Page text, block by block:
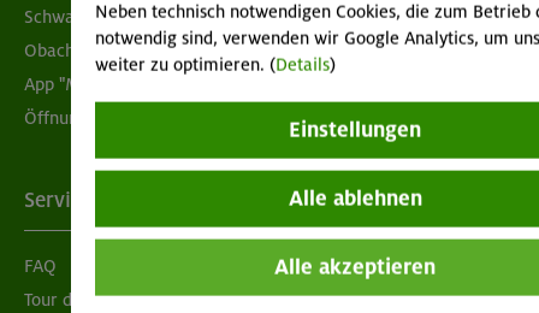
Schwarzes Brett
Obacht geben!
App "Mein DAV+"
Öffnungszeiten
Services
FAQ
Tour der Woche
Neben technisch notwendigen Cookies, die zum Betrieb
notwendig sind, verwenden wir Google Analytics, um
weiter zu optimieren. (Details)
Einstellungen
Alle ablehnen
Alle akzeptieren